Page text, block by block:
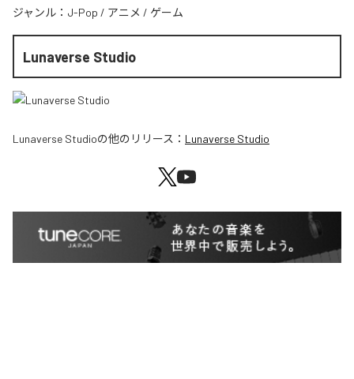
ジャンル： J-Pop / アニメ / ゲーム
Lunaverse Studio
Lunaverse Studioの他のリリース： Lunaverse Studio